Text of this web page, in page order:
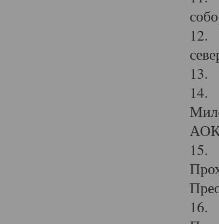
12.
13.
14.
15.
16.